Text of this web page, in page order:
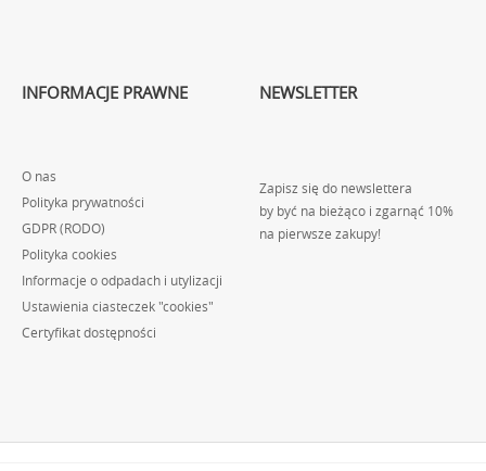
INFORMACJE PRAWNE
O nas
Polityka prywatności
GDPR (RODO)
Polityka cookies
Informacje o odpadach i utylizacji
Ustawienia ciasteczek "cookies"
Certyfikat dostępności
NEWSLETTER
Zapisz się do newslettera
by być na bieżąco i zgarnąć 10%
na pierwsze zakupy!